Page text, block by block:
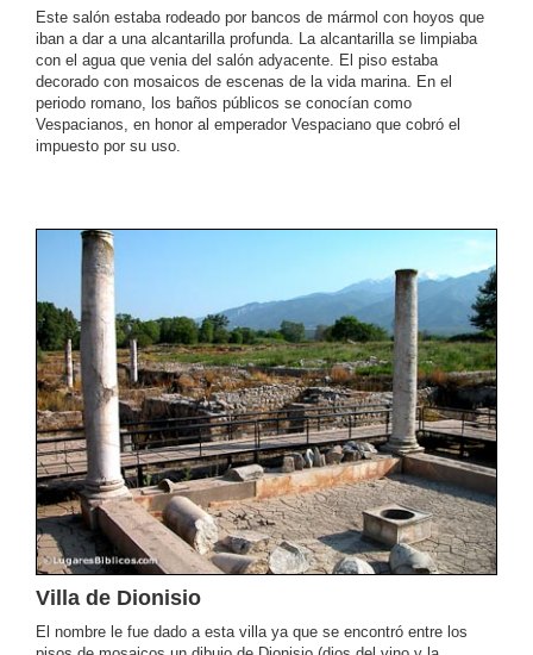
Este salón estaba rodeado por bancos de mármol con hoyos que
iban a dar a una alcantarilla profunda. La alcantarilla se limpiaba
con el agua que venia del salón adyacente. El piso estaba
decorado con mosaicos de escenas de la vida marina. En el
periodo romano, los baños públicos se conocían como
Vespacianos, en honor al emperador Vespaciano que cobró el
impuesto por su uso.
Villa de Dionisio
El nombre le fue dado a esta villa ya que se encontró entre los